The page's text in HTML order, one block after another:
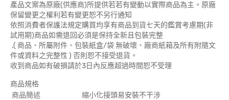
產品文案為原廠(供應商)所提供若若有變動以實際商品為主。原廠
保留變更之權利若有變更恕不另行通知
依照消費者保護法規定購買均享有商品到貨七天的鑑賞考慮期(非
試用期)商品如需退回必須是保持全新且包裝完整
,( 商品、所屬附件、包裝紙盒/袋 無破壞、廠商紙箱及所有附隨文
件或資料之完整性 ) 否則恕不接受退貨。
收到商品如有破損請於3日內反應超過時間恕不受理
商品規格
商品簡述
縮小化接頭易安裝不干涉